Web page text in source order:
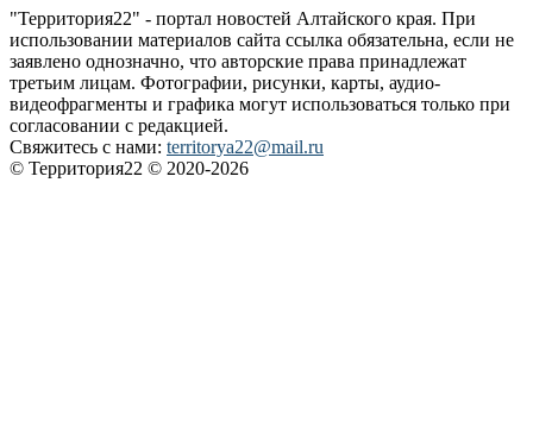
"Территория22" - портал новостей Алтайского края. При
использовании материалов сайта ссылка обязательна, если не
заявлено однозначно, что авторские права принадлежат
третьим лицам. Фотографии, рисунки, карты, аудио-
видеофрагменты и графика могут использоваться только при
согласовании с редакцией.
Свяжитесь с нами: territorya22@mail.ru
© Территория22 © 2020-2026